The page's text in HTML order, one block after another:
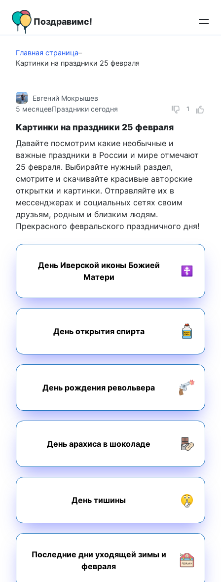
контенту
Поздравимс!
Главная страница–
Картинки на праздники 25 февраля
1
Евгений Мокрышев
5 месяцевПраздники сегодня
Картинки на праздники 25 февраля
Давайте посмотрим какие необычные и
важные праздники в России и мире отмечают
25 февраля. Выбирайте нужный раздел,
смотрите и скачивайте красивые авторские
открытки и картинки. Отправляйте их в
мессенджерах и социальных сетях своим
друзьям, родным и близким людям.
Прекрасного февральского праздничного дня!
День Иверской иконы Божией
Матери
День открытия спирта
День рождения револьвера
День арахиса в шоколаде
День тишины
Последние дни уходящей зимы и
февраля